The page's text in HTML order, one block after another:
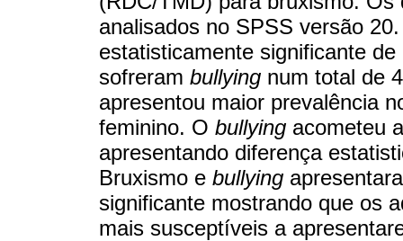
analisados no SPSS versão
estatisticamente significante
sofreram bullying num total de
apresentou maior prevalência
feminino. O bullying acometeu
apresentando diferença
Bruxismo e bullying
significante mostrando que os
mais susceptíveis a